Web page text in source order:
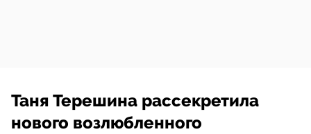
Таня Терешина рассекретила
нового возлюбленного